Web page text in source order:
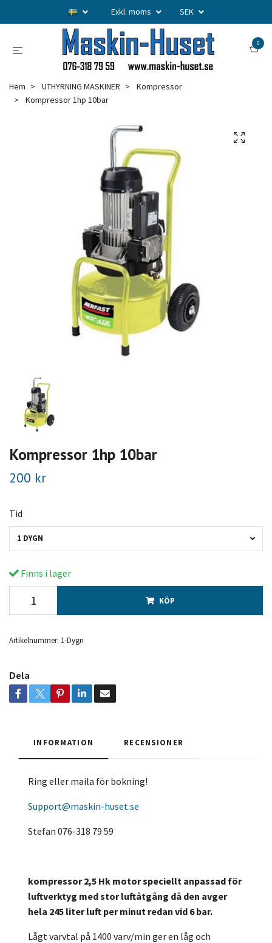
Exkl. moms SEK
0
Hem UTHYRNING MASKINER
Kompressor
Kompressor 1hp 10bar
Kompressor 1hp 10bar
200 kr
Tid
1 DYGN
Finns i lager
KÖP
Artikelnummer: 1-Dygn
Dela
INFORMATION RECENSIONER
Ring eller maila för bokning!
Support@maskin-huset.se
Stefan 076-318 79 59
kompressor 2,5 Hk motor speciellt anpassad för
luftverktyg med stor luftåtgång då den avger
hela 245 liter luft per minut redan vid 6 bar.
Lågt varvtal på 1400 varv/min ger en låg och